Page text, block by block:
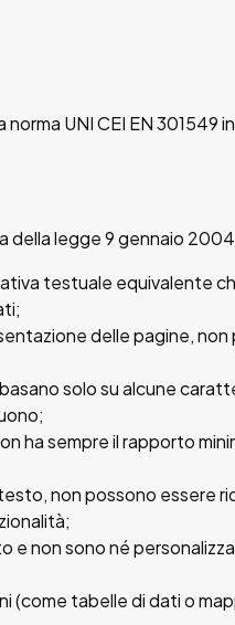
UNI CEI EN 301549
della legge 9 gennaio
testuale equivalente
delle pagine,
solo su alcune
ha sempre il rapporto
non possono essere
non sono né
(come tabelle di dati o